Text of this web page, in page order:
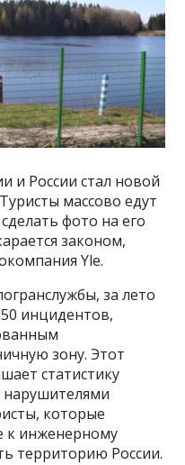
и России стал новой
массово едут
фото на его
законом,
Yle.
за лето
инцидентов,
зону. Этот
статистику
которые
к инженерному
территорию России.